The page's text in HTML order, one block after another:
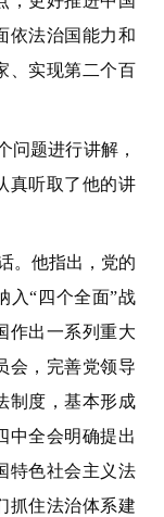
依法治国能力和
、实现第二个百
问题进行讲解，
真听取了他的讲
。他指出，党的
入“四个全面”战
作出一系列重大
会，完善党领导
制度，基本形成
中全会明确提出
特色社会主义法
抓住法治体系建